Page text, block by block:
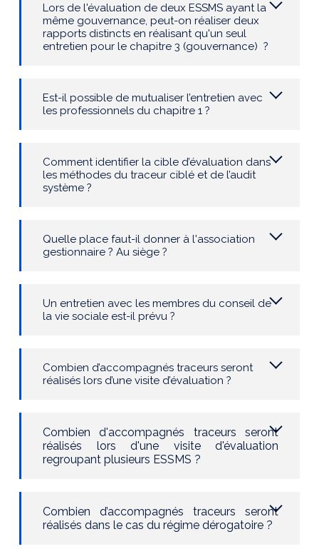
Lors de l'évaluation de deux ESSMS ayant la
même gouvernance, peut-on réaliser deux
rapports distincts en réalisant qu'un seul
entretien pour le chapitre 3 (gouvernance) ?
Est-il possible de mutualiser l’entretien avec
les professionnels du chapitre 1 ?
Comment identifier la cible d’évaluation dans
les méthodes du traceur ciblé et de l’audit
système ?
Quelle place faut-il donner à l'association
gestionnaire ? Au siège ?
Un entretien avec les membres du conseil de
la vie sociale est-il prévu ?
Combien d’accompagnés traceurs seront
réalisés lors d’une visite d’évaluation ?
Combien d'accompagnés traceurs seront
réalisés lors d'une visite d'évaluation
regroupant plusieurs ESSMS ?
Combien d’accompagnés traceurs seront
réalisés dans le cas du régime dérogatoire ?